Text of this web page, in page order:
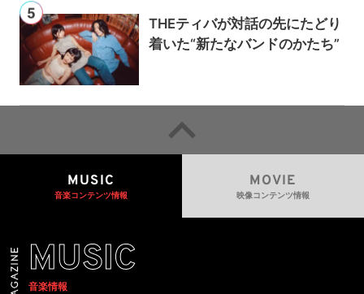
THEティバが対話の先にたどり
着いた“新たなバンドのかたち”
MUSIC
音楽コンテンツ情報
MOVIE
映像コンテンツ情報
MUSIC
音楽情報